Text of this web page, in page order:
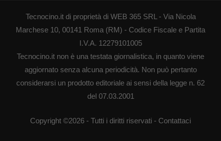
Tecnocino.it di proprietà di WEB 365 SRL - Via Nicola
Marchese 10, 00141 Roma (RM) - Codice Fiscale e Partita
I.V.A. 12279101005
Tecnocino.it non è una testata giornalistica, in quanto viene
aggiornato senza alcuna periodicità. Non può pertanto
considerarsi un prodotto editoriale ai sensi della legge n. 62
del 07.03.2001
Copyright ©2026 - Tutti i diritti riservati - Contattaci